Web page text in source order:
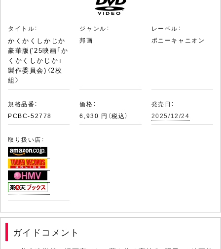
タイトル：
かくかくしかじか
豪華版('25映画「か
くかくしかじか」
製作委員会)〈2枚
組〉
ジャンル：
邦画
レーベル：
ポニーキャニオン
規格品番：
PCBC-52778
価格：
6,930 円（税込）
発売日：
2025/12/24
取り扱い店：
ガイドコメント